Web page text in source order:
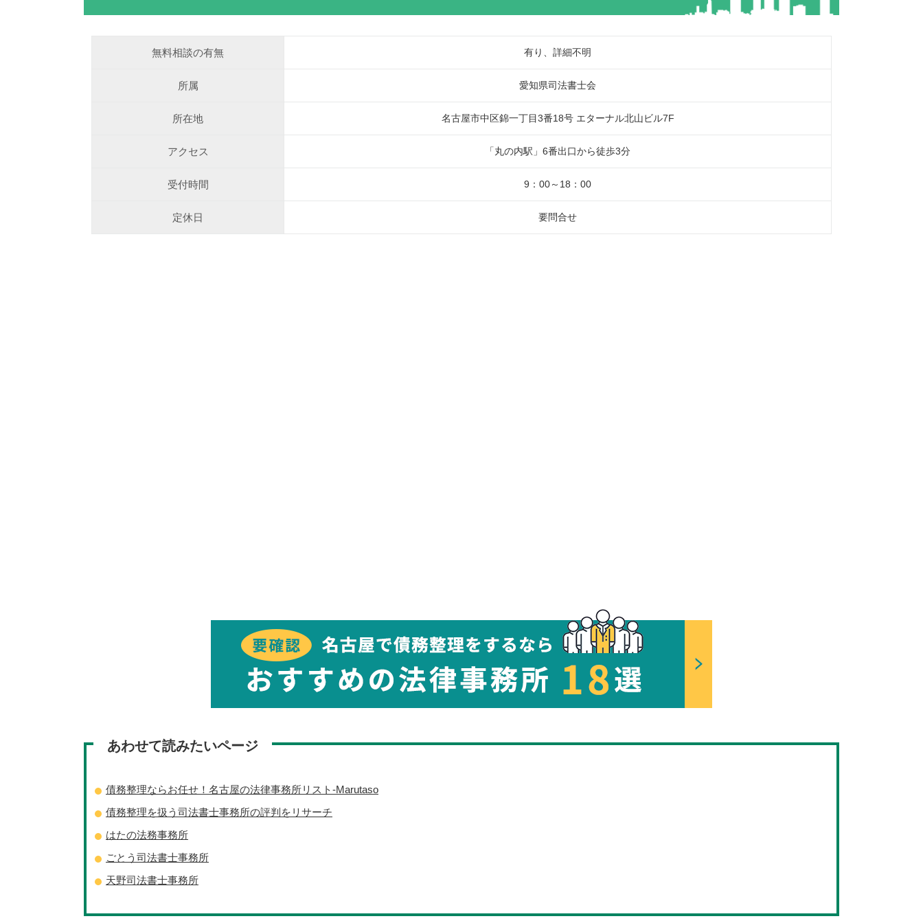
無料相談の有無 有り、詳細不明
所属 愛知県司法書士会
所在地 名古屋市中区錦一丁目3番18号 エターナル北山ビル7F
アクセス 「丸の内駅」6番出口から徒歩3分
受付時間 9：00～18：00
定休日 要問合せ
あわせて読みたいページ
債務整理ならお任せ！名古屋の法律事務所リスト‐Marutaso
債務整理を扱う司法書士事務所の評判をリサーチ
はたの法務事務所
ごとう司法書士事務所
天野司法書士事務所